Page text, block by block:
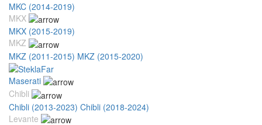
MKC (2014-2019)
MKX
MKX (2015-2019)
MKZ
MKZ (2011-2015) MKZ (2015-2020)
Maserati
Chibli
Chibli (2013-2023) Chibli (2018-2024)
Levante